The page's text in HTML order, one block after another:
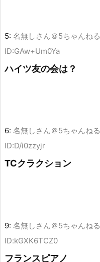
5: 名無しさん＠5ちゃんねる
ID:GAw+Um0Ya
ハイツ友の会は？
6: 名無しさん＠5ちゃんねる
ID:D/i0zzyjr
TCクラクション
9: 名無しさん＠5ちゃんねる
ID:kGXK6TCZ0
フランスピアノ